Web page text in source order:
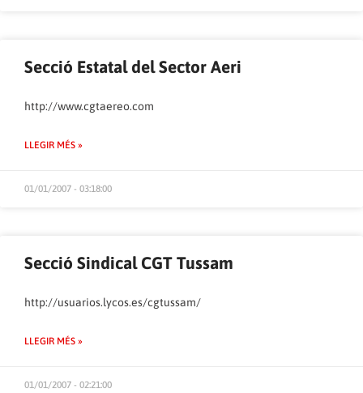
Secció Estatal del Sector Aeri
http://www.cgtaereo.com
LLEGIR MÉS »
01/01/2007 - 03:18:00
Secció Sindical CGT Tussam
http://usuarios.lycos.es/cgtussam/
LLEGIR MÉS »
01/01/2007 - 02:21:00